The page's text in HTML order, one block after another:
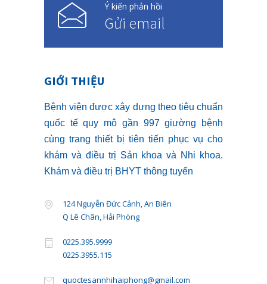
Ý kiến phản hồi
Gửi email
GIỚI THIỆU
Bệnh viện được xây dựng theo tiêu chuẩn
quốc tế quy mô gần 997 giường bệnh
cùng trang thiết bị tiên tiến phục vụ cho
khám và điều trị Sản khoa và Nhi khoa.
Khám và điều trị BHYT thông tuyến
124 Nguyễn Đức Cảnh, An Biên
Q Lê Chân, Hải Phòng
0225.395.9999
0225.3955.115
quoctesannhihaiphong@gmail.com